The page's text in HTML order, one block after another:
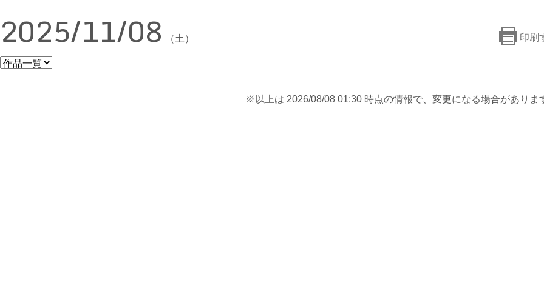
印刷
2025/11/08 （土）
※以上は 2026/08/08 01:30 時点の情報で、変更になる場合がありま